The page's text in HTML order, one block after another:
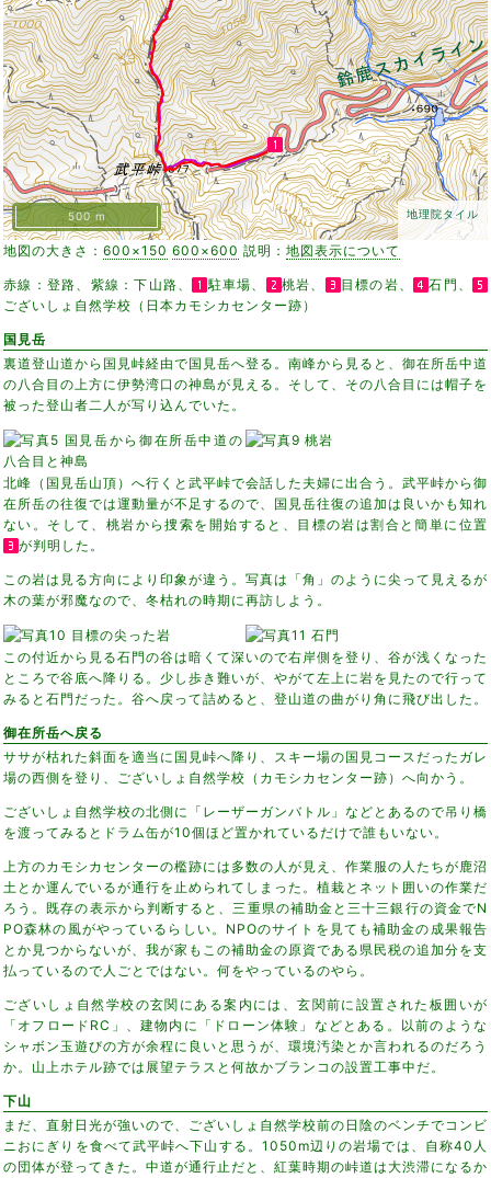
地理院タイル
500 m
地図の大きさ： 600×150 600×600 説明： 地図表示について
赤線：登路、紫線：下山路、 駐車場、 桃岩、 目標の岩、
石門、
ございしょ自然学校（日本カモシカセンター跡）
国見岳
裏道登山道から国見峠経由で国見岳へ登る。南峰から見ると、御在所岳中道
の八合目の上方に伊勢湾口の神島が見える。そして、その八合目には帽子を
被った登山者二人が写り込んでいた。
北峰（国見岳山頂）へ行くと武平峠で会話した夫婦に出合う。武平峠から御
在所岳の往復では運動量が不足するので、国見岳往復の追加は良いかも知れ
ない。そして、桃岩から捜索を開始すると、目標の岩は割合と簡単に位置
が判明した。
この岩は見る方向により印象が違う。写真は「角」のように尖って見えるが
木の葉が邪魔なので、冬枯れの時期に再訪しよう。
この付近から見る石門の谷は暗くて深いので右岸側を登り、谷が浅くなった
ところで谷底へ降りる。少し歩き難いが、やがて左上に岩を見たので行って
みると石門だった。谷へ戻って詰めると、登山道の曲がり角に飛び出した。
御在所岳へ戻る
ササが枯れた斜面を適当に国見峠へ降り、スキー場の国見コースだったガレ
場の西側を登り、ございしょ自然学校（カモシカセンター跡）へ向かう。
ございしょ自然学校の北側に「レーザーガンバトル」などとあるので吊り橋
を渡ってみるとドラム缶が10個ほど置かれているだけで誰もいない。
上方のカモシカセンターの檻跡には多数の人が見え、作業服の人たちが鹿沼
土とか運んでいるが通行を止められてしまった。植栽とネット囲いの作業だ
ろう。既存の表示から判断すると、三重県の補助金と三十三銀行の資金でN
PO森林の風がやっているらしい。NPOのサイトを見ても補助金の成果報告
とか見つからないが、我が家もこの補助金の原資である県民税の追加分を支
払っているので人ごとではない。何をやっているのやら。
ございしょ自然学校の玄関にある案内には、玄関前に設置された板囲いが
「オフロードRC」、建物内に「ドローン体験」などとある。以前のような
シャボン玉遊びの方が余程に良いと思うが、環境汚染とか言われるのだろう
か。山上ホテル跡では展望テラスと何故かブランコの設置工事中だ。
下山
まだ、直射日光が強いので、ございしょ自然学校前の日陰のベンチでコンビ
ニおにぎりを食べて武平峠へ下山する。1050m辺りの岩場では、自称40人
の団体が登ってきた。中道が通行止だと、紅葉時期の峠道は大渋滞になるか